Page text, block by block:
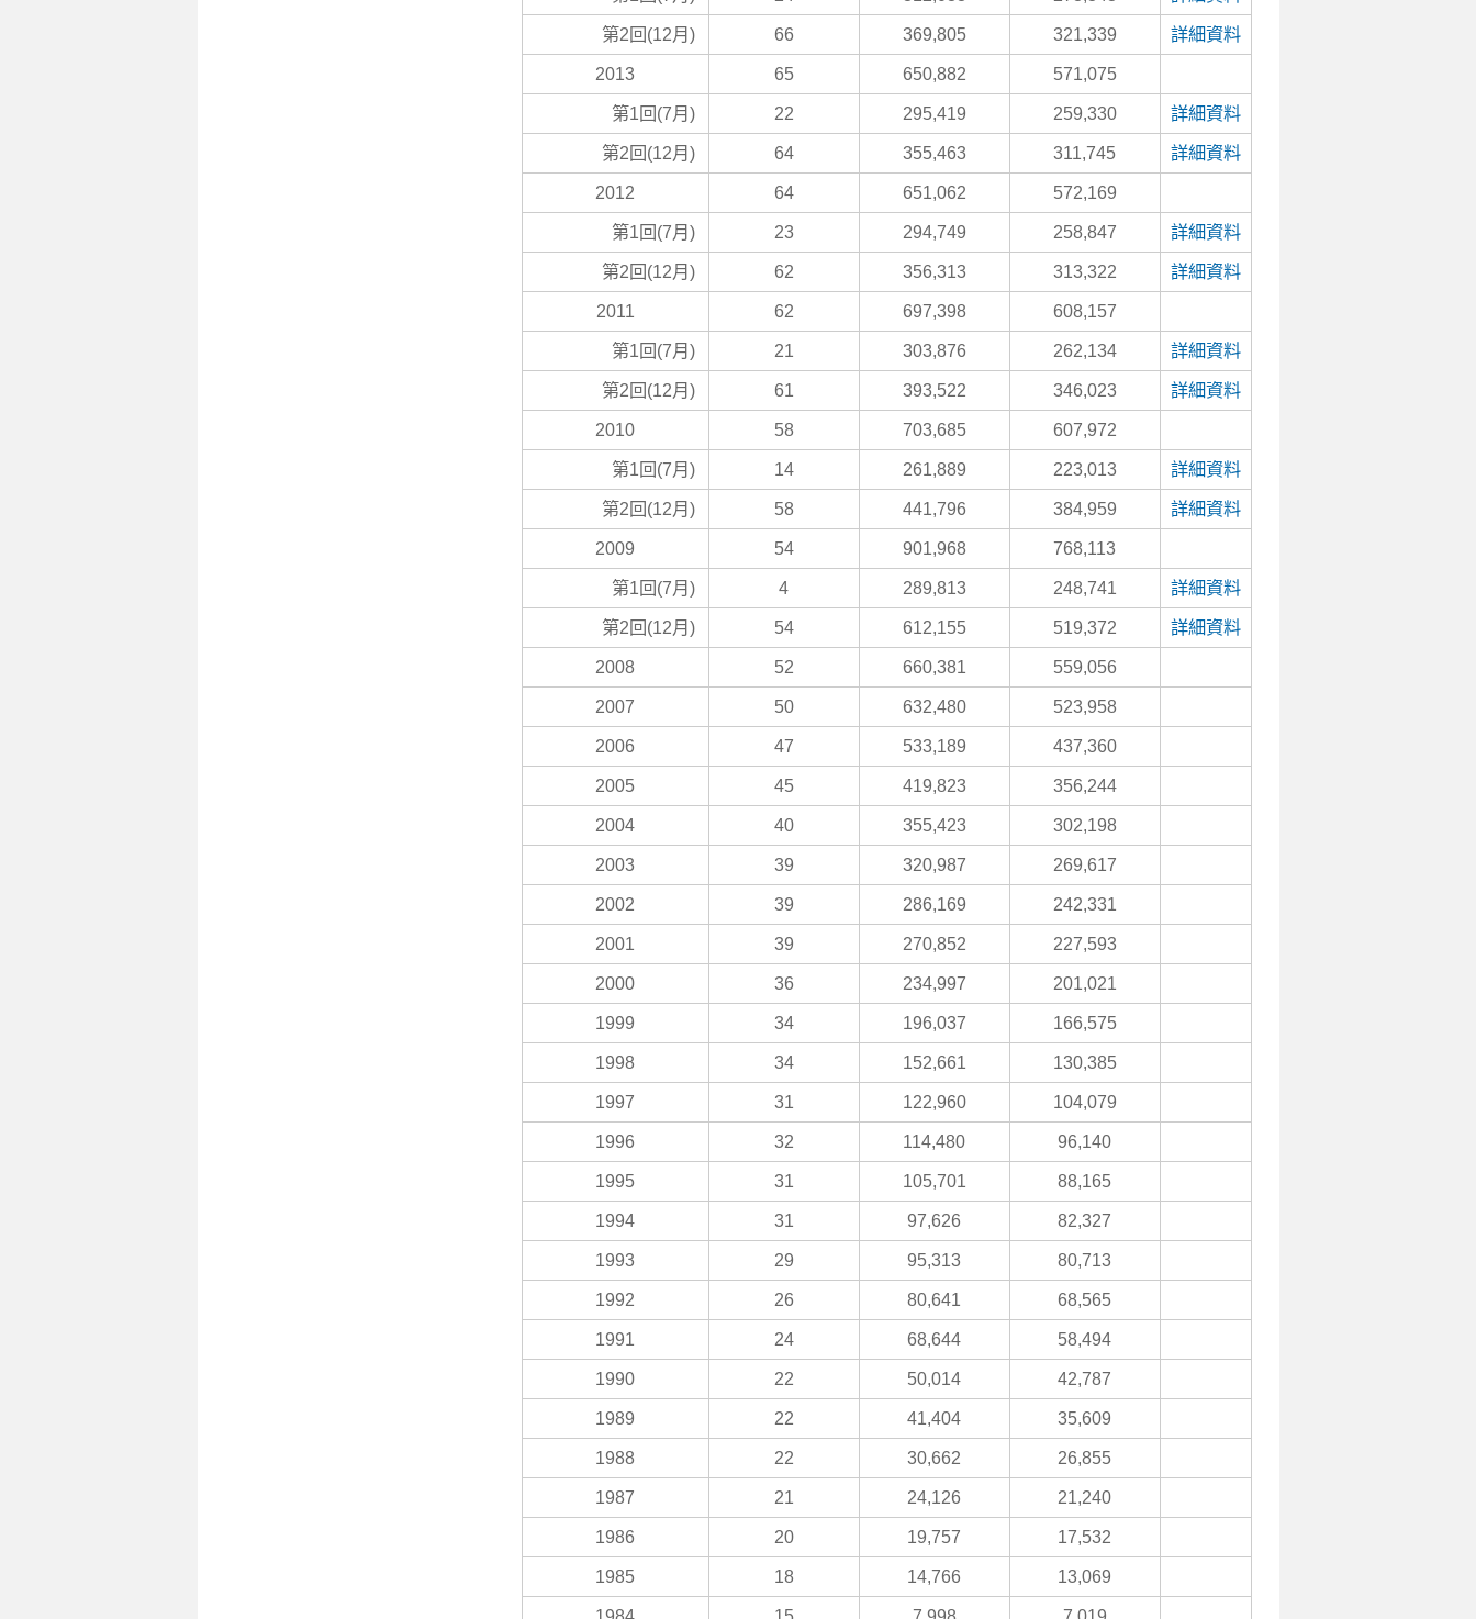
第2回(12月)
66 369,805 321,339
詳細資料
2013
65 650,882
571,075
第1回(7月)
22 295,419 259,330
詳細資料
第2回(12月)
64 355,463 311,745
詳細資料
2012
64 651,062
572,169
第1回(7月)
23 294,749 258,847
詳細資料
第2回(12月)
62 356,313 313,322
詳細資料
2011
62 697,398
608,157
第1回(7月)
21 303,876 262,134
詳細資料
第2回(12月)
61 393,522 346,023
詳細資料
2010
58 703,685
607,972
第1回(7月)
14 261,889 223,013
詳細資料
第2回(12月)
58 441,796 384,959
詳細資料
2009
54 901,968
768,113
第1回(7月)
4 289,813 248,741
詳細資料
第2回(12月)
54 612,155 519,372
詳細資料
2008
52 660,381
559,056
2007
50 632,480
523,958
2006
47 533,189
437,360
2005
45 419,823
356,244
2004
40 355,423
302,198
2003
39 320,987
269,617
2002
39 286,169
242,331
2001
39 270,852
227,593
2000
36 234,997
201,021
1999
34 196,037
166,575
1998
34 152,661
130,385
1997
31 122,960
104,079
1996
32 114,480
96,140
1995
31 105,701
88,165
1994
31 97,626
82,327
1993
29 95,313
80,713
1992
26 80,641
68,565
1991
24 68,644
58,494
1990
22 50,014
42,787
1989
22 41,404
35,609
1988
22 30,662
26,855
1987
21 24,126
21,240
1986
20 19,757
17,532
1985
18 14,766
13,069